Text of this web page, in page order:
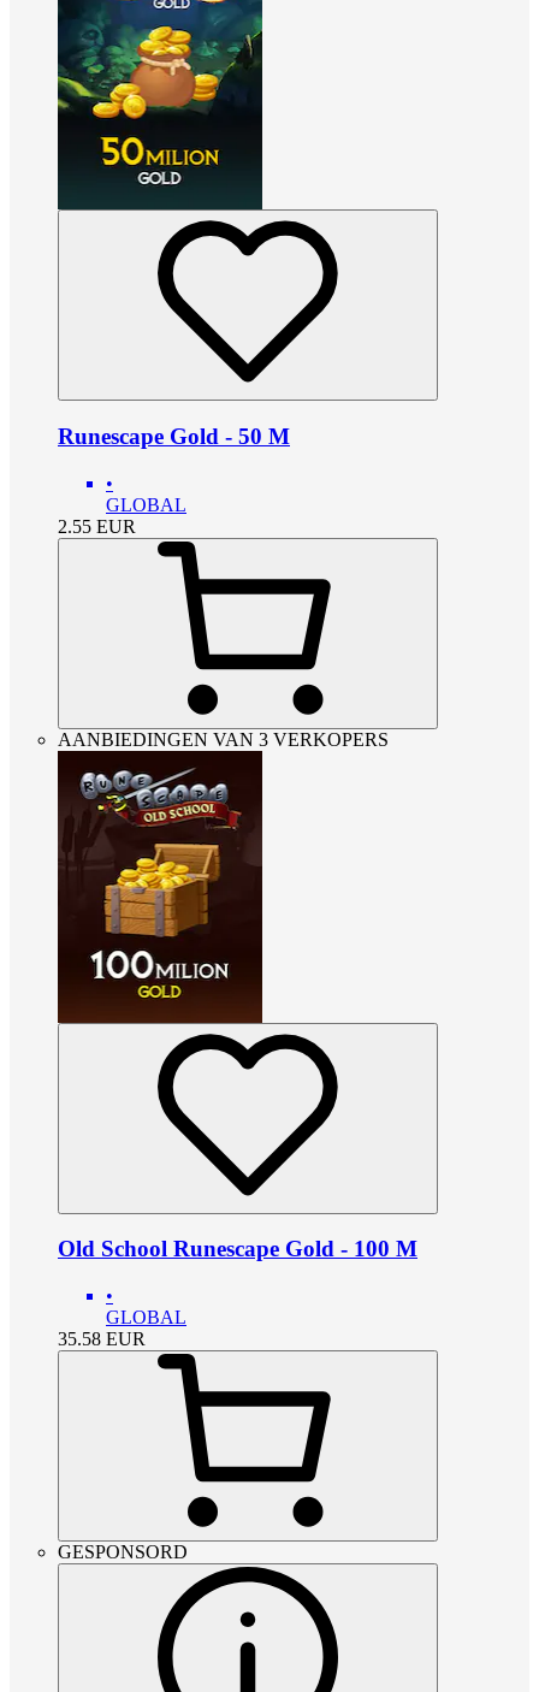
Runescape Gold - 50 M
•
GLOBAL
2.55 EUR
AANBIEDINGEN VAN 3 VERKOPERS
Old School Runescape Gold - 100 M
•
GLOBAL
35.58 EUR
GESPONSORD